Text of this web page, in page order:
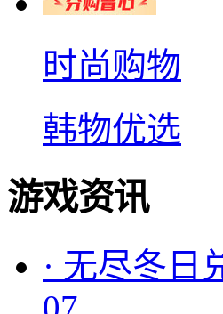
时尚购物
韩物优选
游戏资讯
· 无尽冬日